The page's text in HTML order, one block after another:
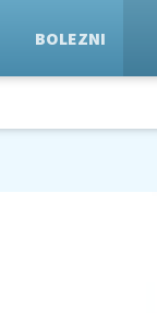
BOLEZNI